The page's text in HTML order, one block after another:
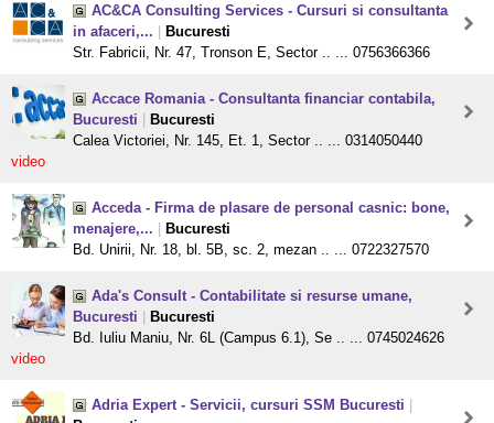
AC&CA Consulting Services - Cursuri si consultanta
in afaceri,...
Bucuresti
Str. Fabricii, Nr. 47, Tronson E, Sector .. ... 0756366366
Accace Romania - Consultanta financiar contabila,
Bucuresti
Bucuresti
Calea Victoriei, Nr. 145, Et. 1, Sector .. ... 0314050440
video
Acceda - Firma de plasare de personal casnic: bone,
menajere,...
Bucuresti
Bd. Unirii, Nr. 18, bl. 5B, sc. 2, mezan .. ... 0722327570
Ada's Consult - Contabilitate si resurse umane,
Bucuresti
Bucuresti
Bd. Iuliu Maniu, Nr. 6L (Campus 6.1), Se .. ... 0745024626
video
Adria Expert - Servicii, cursuri SSM Bucuresti